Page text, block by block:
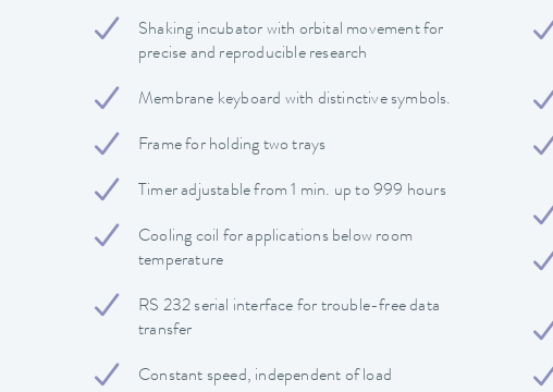
Shaking incubator with orbital movement for
precise and reproducible research
Membrane keyboard with distinctive symbols.
Frame for holding two trays
Timer adjustable from 1 min. up to 999 hours
Cooling coil for applications below room
temperature
RS 232 serial interface for trouble-free data
transfer
Constant speed, independent of load